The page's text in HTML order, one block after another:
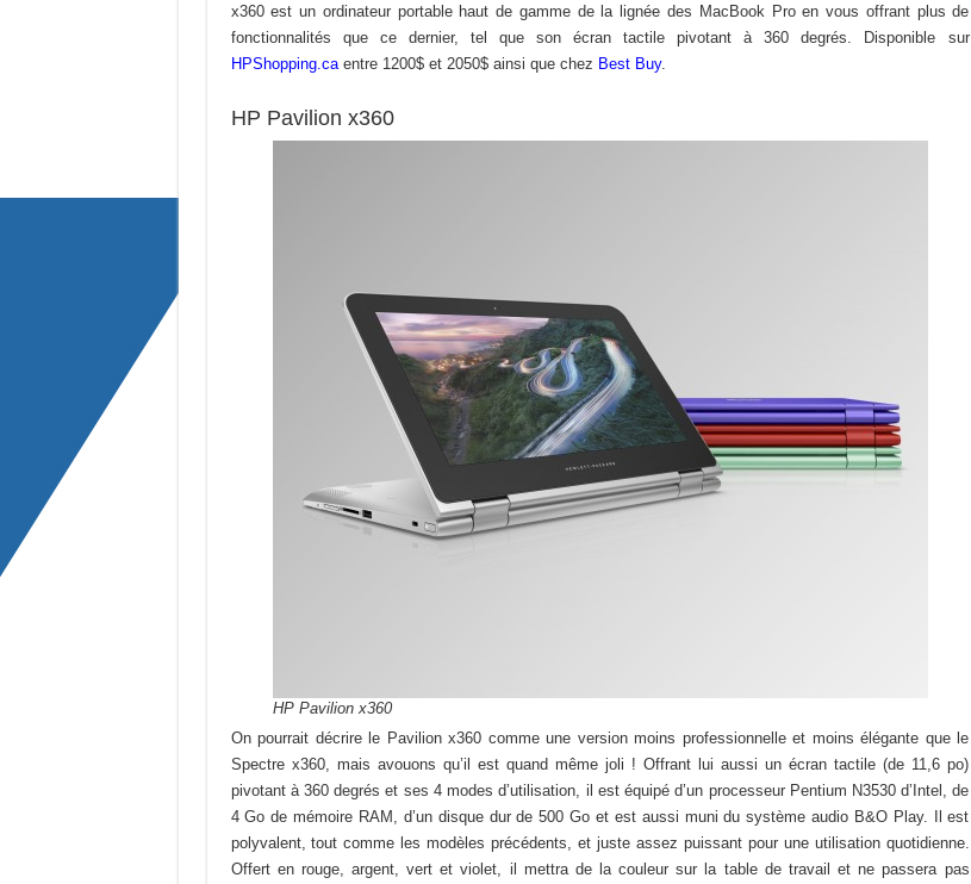
x360 est un ordinateur portable haut de gamme de la lignée des MacBook Pro en vous offrant plus de
fonctionnalités que ce dernier, tel que son écran tactile pivotant à 360 degrés. Disponible sur
HPShopping.caentre 1200$ et 2050$ ainsi que chez Best Buy.
HP Pavilion x360
HP Pavilion x360
On pourrait décrire le Pavilion x360 comme une version moins professionnelle et moins élégante que le
Spectre x360, mais avouons qu’il est quand même joli ! Offrant lui aussi un écran tactile (de 11,6 po)
pivotant à 360 degrés et ses 4 modes d’utilisation, il est équipé d’un processeur Pentium N3530 d’Intel, de
4 Go de mémoire RAM, d’un disque dur de 500 Go et est aussi muni du système audio B&O Play. Il est
polyvalent, tout comme les modèles précédents, et juste assez puissant pour une utilisation quotidienne.
Offert en rouge, argent, vert et violet, il mettra de la couleur sur la table de travail et ne passera pas